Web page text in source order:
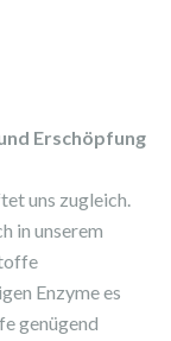
Erschöpfung
uns zugleich.
in unserem
Enzyme es
genügend